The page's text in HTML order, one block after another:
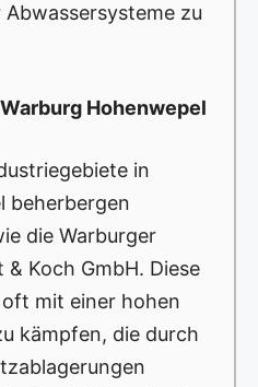
zu
Hohenwepel
in
beherbergen
die Warburger
Koch GmbH. Diese
mit einer hohen
kämpfen, die durch